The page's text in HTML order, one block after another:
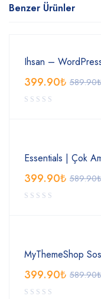
Benzer Ürünler
Ihsan –
589.90₺
399.90₺
Essentials | Çok
589.90₺
399.90₺
MyThemeShop
589.90₺
399.90₺